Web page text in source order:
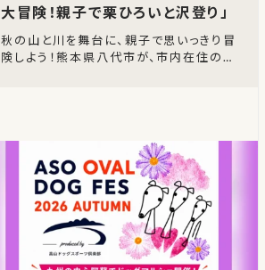
大冒険！親子で栗ひろいと沢登り」
秋の山と川を舞台に、親子で思いっきり冒
険しよう！熊本県八代市が、市内在住の小